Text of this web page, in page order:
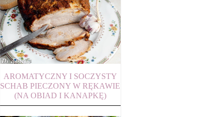
AROMATYCZNY I SOCZYSTY
SCHAB PIECZONY W RĘKAWIE
(NA OBIAD I KANAPKĘ)